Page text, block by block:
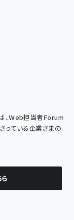
、Web担当者Forum
っている企業さまの